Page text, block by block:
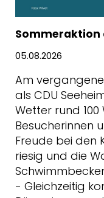
Sommeraktion
05.08.2026
Am
als CDU
Wetter rund
Besucherinnen
Freude bei den
riesig und die
- Gleichzeitig